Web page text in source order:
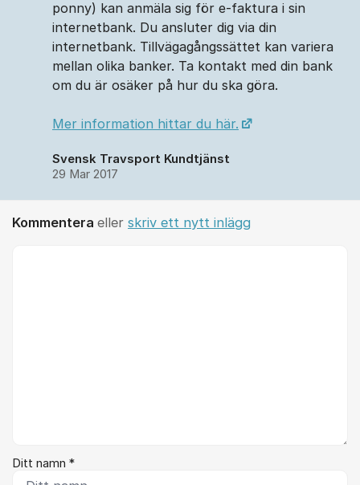
ponny) kan anmäla sig för e-faktura i sin
internetbank. Du ansluter dig via din
internetbank. Tillvägagångssättet kan variera
mellan olika banker. Ta kontakt med din bank
om du är osäker på hur du ska göra.
Mer information hittar du här.
Svensk Travsport Kundtjänst
29 Mar 2017
Kommentera eller skriv ett nytt inlägg
Ditt namn *